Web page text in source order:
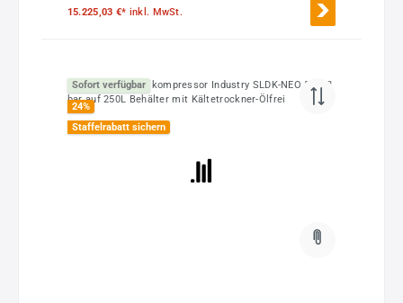
15.225,03 €* inkl. MwSt.
Sofort verfügbar
24%
Staffelrabatt sichern